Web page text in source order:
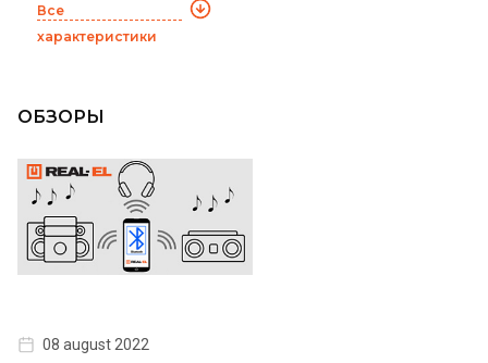
Все
характеристики
ОБЗОРЫ
08 august 2022